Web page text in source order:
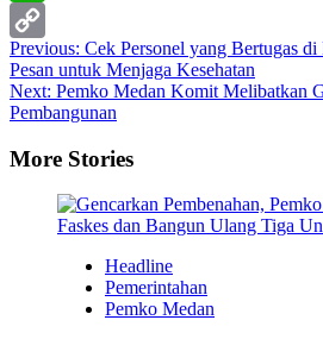
WhatsApp
Copy
Link
Post
navigation
Previous: Cek Personel yang Bertugas
Pesan untuk Menjaga Kesehatan
Next: Pemko Medan Komit Melibatkan
Pembangunan
More Stories
Headline
Pemerintahan
Pemko Medan